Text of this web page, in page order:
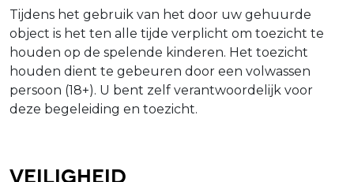
Tijdens het gebruik van het door uw gehuurde
object is het ten alle tijde verplicht om toezicht te
houden op de spelende kinderen. Het toezicht
houden dient te gebeuren door een volwassen
persoon (18+). U bent zelf verantwoordelijk voor
deze begeleiding en toezicht.
Veiligheid